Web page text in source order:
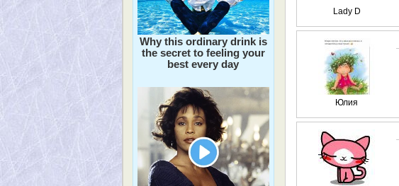
Why this ordinary drink is
the secret to feeling your
best every day
Lady D
Юлия